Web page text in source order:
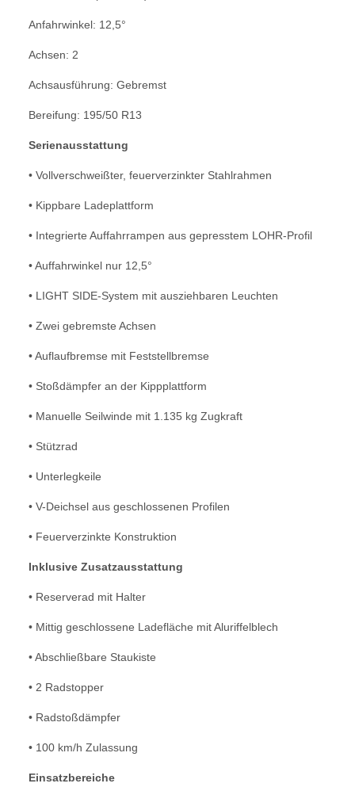
Anfahrwinkel: 12,5°
Achsen: 2
Achsausführung: Gebremst
Bereifung: 195/50 R13
Serienausstattung
• Vollverschweißter, feuerverzinkter Stahlrahmen
• Kippbare Ladeplattform
• Integrierte Auffahrrampen aus gepresstem LOHR-Profil
• Auffahrwinkel nur 12,5°
• LIGHT SIDE-System mit ausziehbaren Leuchten
• Zwei gebremste Achsen
• Auflaufbremse mit Feststellbremse
• Stoßdämpfer an der Kippplattform
• Manuelle Seilwinde mit 1.135 kg Zugkraft
• Stützrad
• Unterlegkeile
• V-Deichsel aus geschlossenen Profilen
• Feuerverzinkte Konstruktion
Inklusive Zusatzausstattung
• Reserverad mit Halter
• Mittig geschlossene Ladefläche mit Aluriffelblech
• Abschließbare Staukiste
• 2 Radstopper
• Radstoßdämpfer
• 100 km/h Zulassung
Einsatzbereiche